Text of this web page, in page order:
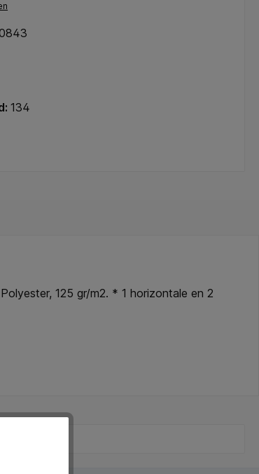
134
125 gr/m2. * 1 horizontale en 2